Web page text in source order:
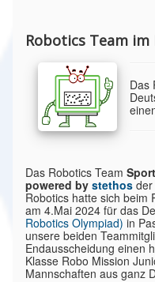
Robotics Team im
Das
Das Robotics Team
powered by stethosder
Robotics hatte sich beim
am 4.Mai 2024 für das
Robotics Olympiad) in
unsere beiden
Endausscheidung einen
Klasse Robo Mission
Mannschaften aus ganz